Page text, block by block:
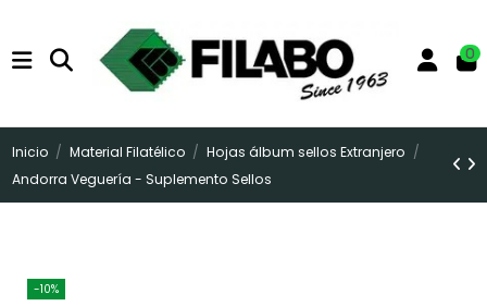
0
Inicio Material Filatélico
Hojas álbum sellos Extranjero
Andorra Veguería - Suplemento Sellos
-10%